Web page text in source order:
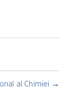
al Chimiei →